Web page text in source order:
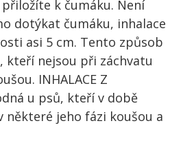
k čumáku. Není
dotýkat čumáku, inhalace
asi 5 cm. Tento způsob
kteří nejsou při záchvatu
INHALACE Z
u psů, kteří v době
některé jeho fázi koušou a